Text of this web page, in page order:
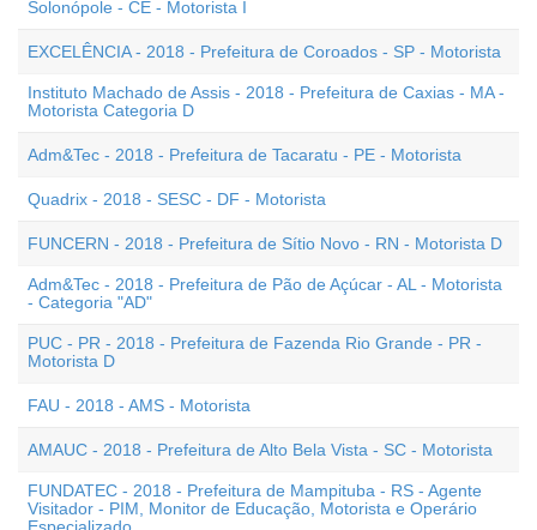
Solonópole - CE - Motorista I
EXCELÊNCIA - 2018 - Prefeitura de Coroados - SP - Motorista
Instituto Machado de Assis - 2018 - Prefeitura de Caxias - MA -
Motorista Categoria D
Adm&Tec - 2018 - Prefeitura de Tacaratu - PE - Motorista
Quadrix - 2018 - SESC - DF - Motorista
FUNCERN - 2018 - Prefeitura de Sítio Novo - RN - Motorista D
Adm&Tec - 2018 - Prefeitura de Pão de Açúcar - AL - Motorista
- Categoria "AD"
PUC - PR - 2018 - Prefeitura de Fazenda Rio Grande - PR -
Motorista D
FAU - 2018 - AMS - Motorista
AMAUC - 2018 - Prefeitura de Alto Bela Vista - SC - Motorista
FUNDATEC - 2018 - Prefeitura de Mampituba - RS - Agente
Visitador - PIM, Monitor de Educação, Motorista e Operário